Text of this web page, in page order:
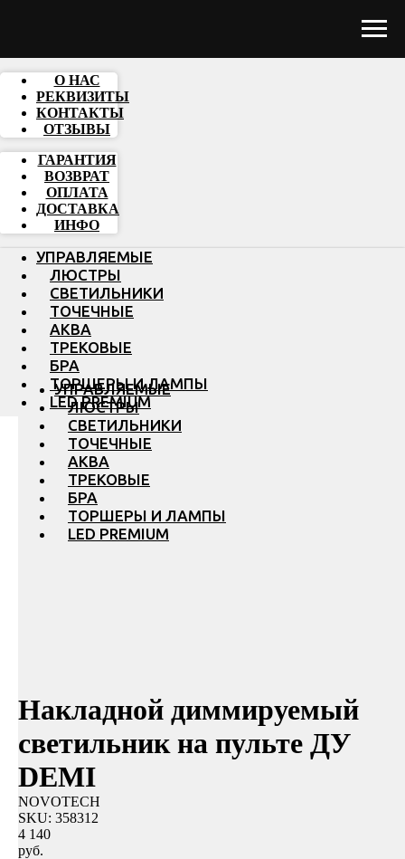
О НАС
РЕКВИЗИТЫ
КОНТАКТЫ
ОТЗЫВЫ
ГАРАНТИЯ
ВОЗВРАТ
ОПЛАТА
ДОСТАВКА
ИНФО
УПРАВЛЯЕМЫЕ
ЛЮСТРЫ
СВЕТИЛЬНИКИ
ТОЧЕЧНЫЕ
АКВА
ТРЕКОВЫЕ
БРА
ТОРШЕРЫ И ЛАМПЫ
LED PREMIUM
УПРАВЛЯЕМЫЕ
ЛЮСТРЫ
СВЕТИЛЬНИКИ
ТОЧЕЧНЫЕ
АКВА
ТРЕКОВЫЕ
БРА
ТОРШЕРЫ И ЛАМПЫ
LED PREMIUM
Накладной диммируемый
светильник на пульте ДУ
DEMI
NOVOTECH
SKU: 358312
4 140
руб.